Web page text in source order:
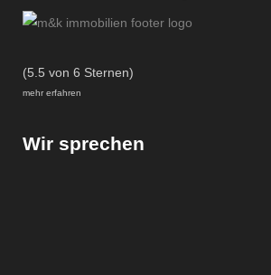
(5.5 von 6 Sternen)
mehr erfahren
Wir sprechen